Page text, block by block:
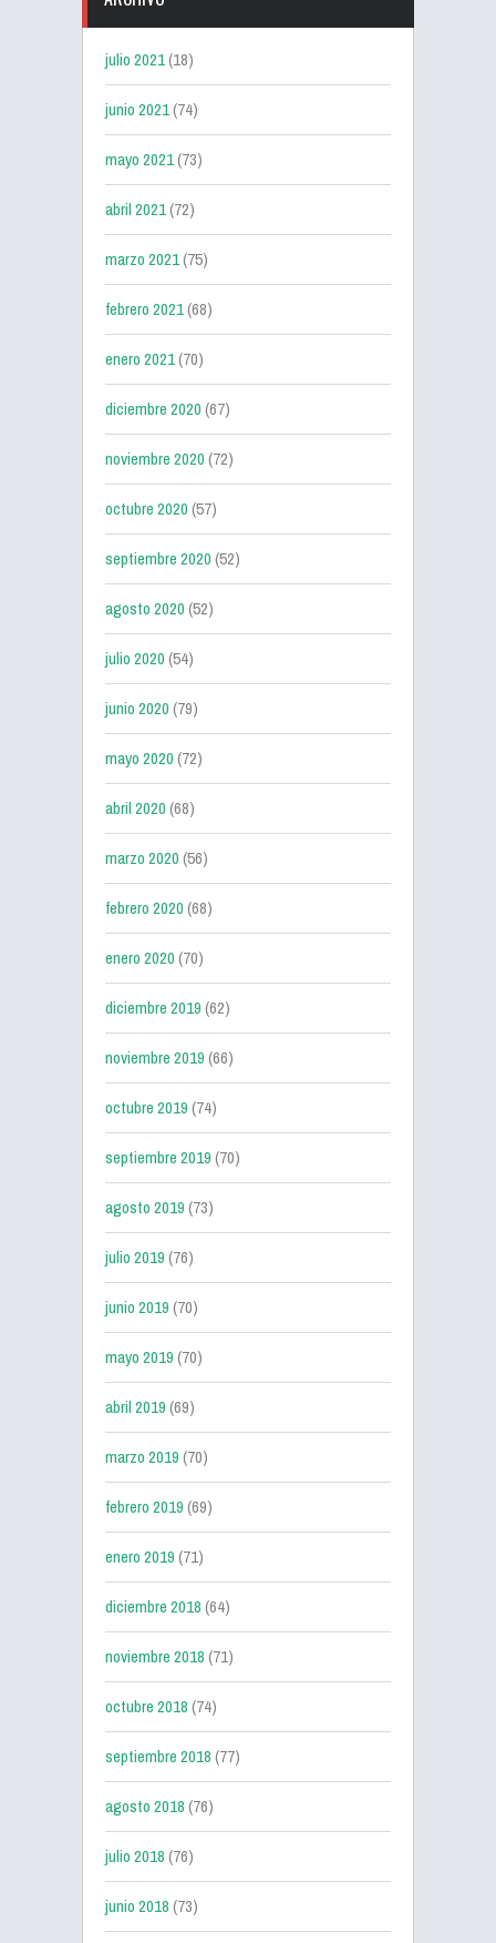
julio 2021(18)
junio 2021(74)
mayo 2021(73)
abril 2021(72)
marzo 2021(75)
febrero 2021(68)
enero 2021(70)
diciembre 2020(67)
noviembre 2020(72)
octubre 2020(57)
septiembre 2020(52)
agosto 2020(52)
julio 2020(54)
junio 2020(79)
mayo 2020(72)
abril 2020(68)
marzo 2020(56)
febrero 2020(68)
enero 2020(70)
diciembre 2019(62)
noviembre 2019(66)
octubre 2019(74)
septiembre 2019(70)
agosto 2019(73)
julio 2019(76)
junio 2019(70)
mayo 2019(70)
abril 2019(69)
marzo 2019(70)
febrero 2019(69)
enero 2019(71)
diciembre 2018(64)
noviembre 2018(71)
octubre 2018(74)
septiembre 2018(77)
agosto 2018(76)
julio 2018(76)
junio 2018(73)